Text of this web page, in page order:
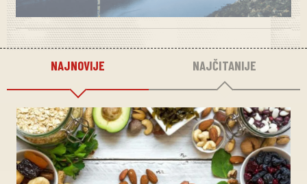
NAJNOVIJE NAJČITANIJE